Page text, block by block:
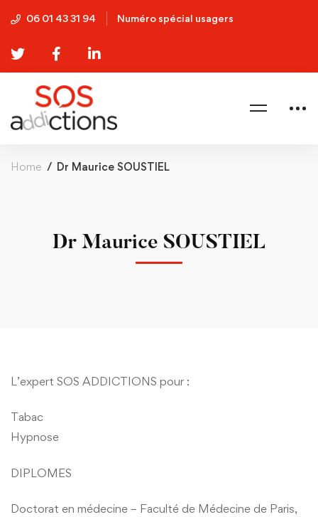
06 01 43 31 94 Numéro spécial usagers
Home Dr Maurice SOUSTIEL
Dr Maurice SOUSTIEL
L’expert SOS ADDICTIONS pour :
Tabac
Hypnose
DIPLOMES
Doctorat en médecine – Faculté de Médecine de Paris,